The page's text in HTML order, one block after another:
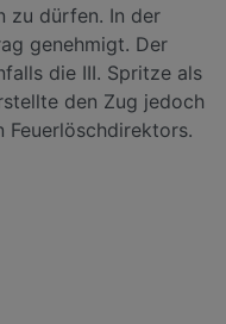
zu dürfen. In der
genehmigt. Der
die III. Spritze als
den Zug jedoch
Feuerlöschdirektors.